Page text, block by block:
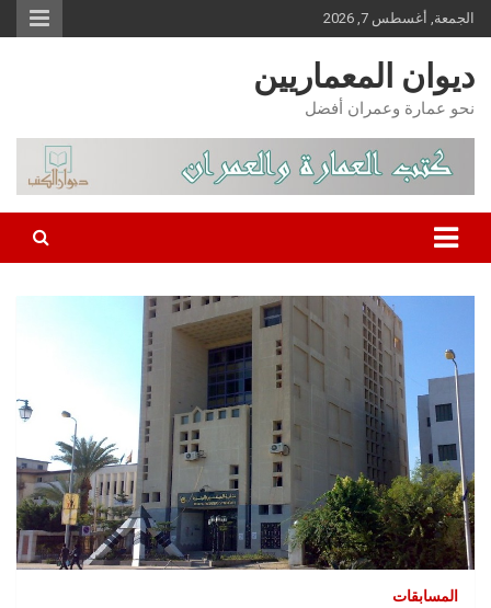
Skip
to
content
الجمعة, أغسطس 7, 2026
ديوان المعماريين
نحو عمارة وعمران أفضل
المسابقات